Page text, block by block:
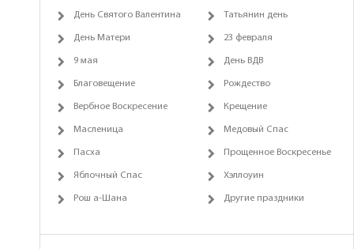
День Святого Валентина Татьянин день
День Матери 23 февраля
9 мая День ВДВ
Благовещение Рождество
Вербное Воскресение Крещение
Масленица Медовый Спас
Пасха Прощенное Воскресенье
Яблочный Спас Хэллоуин
Рош а-Шана Другие праздники